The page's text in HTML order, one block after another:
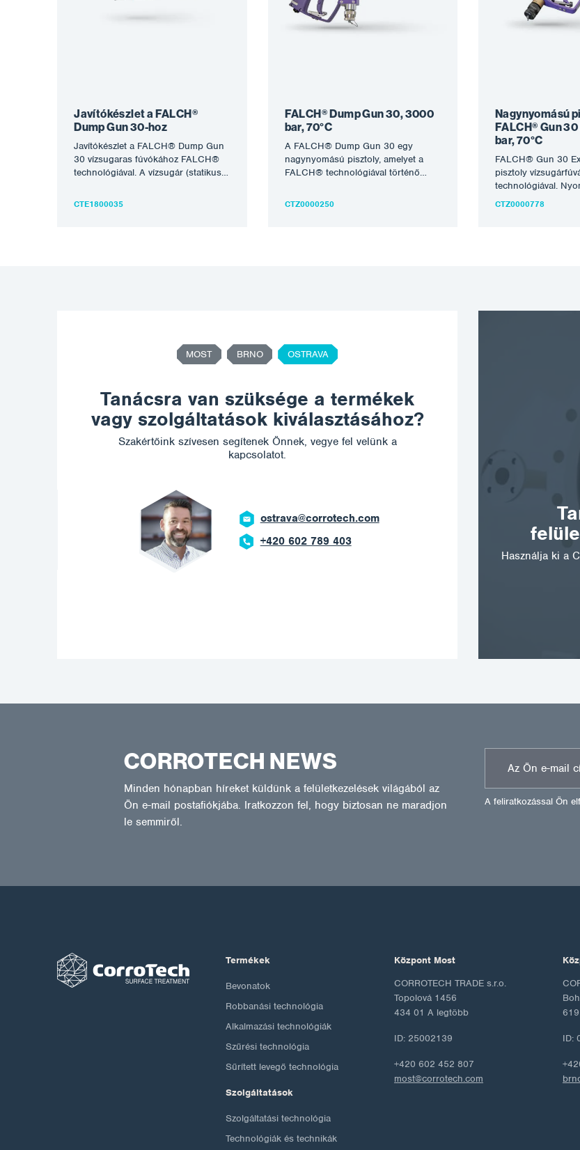
Javítókészlet a FALCH®
Dump Gun 30-hoz
Javítókészlet a FALCH® Dump Gun
30 vízsugaras fúvókához FALCH®
technológiával. A vízsugár (statikus
nyomást…
CTE1800035
FALCH® Dump Gun 30, 3000
bar, 70°C
A FALCH® Dump Gun 30 egy
nagynyomású pisztoly, amelyet a
FALCH® technológiával történő
Nyomás 3000 bar, vízhőmérséklet…
CTZ0000250
Nagynyomású
FALCH® Gun
bar, 70°C
FALCH® Gun 30
pisztoly
technológiával.
vízhőmérséklet
CTZ0000778
MOST BRNO OSTRAVA
Tanácsra van szüksége a termékek
vagy szolgáltatások kiválasztásához?
Szakértőink szívesen segítenek Önnek, vegye fel velünk a
kapcsolatot.
ostrava@corrotech.com
+420 602 789 403
Használja ki a
CORROTECH NEWS
Minden hónapban híreket küldünk a felületkezelések világából az
Ön e-mail postafiókjába. Iratkozzon fel, hogy biztosan ne maradjon
le semmiről.
A feliratkozással Ön
Termékek
Bevonatok
Robbanási technológia
Alkalmazási technológiák
Szűrési technológia
Sűrített levegő technológia
Szolgáltatások
Szolgáltatási technológia
Technológiák és technikák
Központ Most
CORROTECH TRADE s.r.o.
Topolová 1456
434 01 A legtöbb
ID: 25002139
+420 602 452 807
most@corrotech.com
ID: